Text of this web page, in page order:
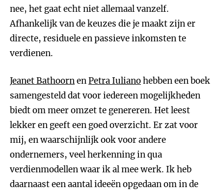
nee, het gaat echt niet allemaal vanzelf.
Afhankelijk van de keuzes die je maakt zijn er
directe, residuele en passieve inkomsten te
verdienen.
Jeanet BathoornenPetra Iulianohebben een boek
samengesteld dat voor iedereen mogelijkheden
biedt om meer omzet te genereren. Het leest
lekker en geeft een goed overzicht. Er zat voor
mij, en waarschijnlijk ook voor andere
ondernemers, veel herkenning in qua
verdienmodellen waar ik al mee werk. Ik heb
daarnaast een aantal ideeën opgedaan om in de